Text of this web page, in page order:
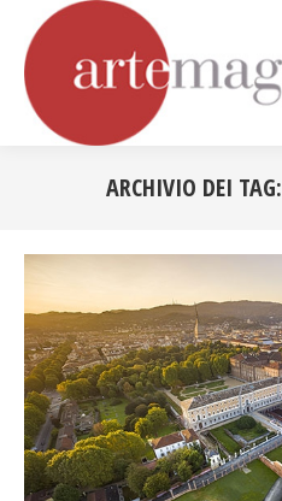
ARCHIVIO DEI TAG: